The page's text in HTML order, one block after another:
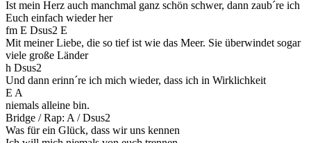
Ist mein Herz auch manchmal ganz schön schwer, dann zaub´re ich
Euch einfach wieder her
fm E Dsus2 E
Mit meiner Liebe, die so tief ist wie das Meer. Sie überwindet sogar
viele große Länder
h Dsus2
Und dann erinn´re ich mich wieder, dass ich in Wirklichkeit
E A
niemals alleine bin.
Bridge / Rap: A / Dsus2
Was für ein Glück, dass wir uns kennen